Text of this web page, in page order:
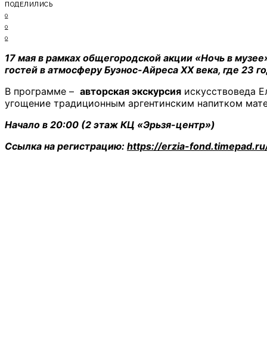
ПОДЕЛИЛИСЬ
0
0
0
17 мая в рамках общегородской акции «Ночь в
гостей в атмосферу Буэнос-Айреса XX века, где 23
В программе – авторская экскурсия искусствоведа
угощение традиционным аргентинским напитком
Начало в 20:00 (2 этаж КЦ «Эрьзя-центр»)
Ссылка на регистрацию: https://erzia-